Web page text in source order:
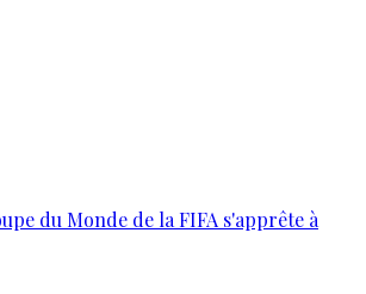
du Monde de la FIFA s'apprête à